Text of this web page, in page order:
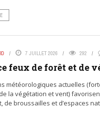
7 JUILLET 2026 292
feux de forêt et de
météorologiques actuelles
la végétation et vent)
de broussailles et d’espaces